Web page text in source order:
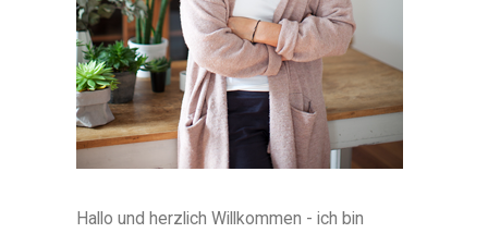
Hallo und herzlich Willkommen - ich bin